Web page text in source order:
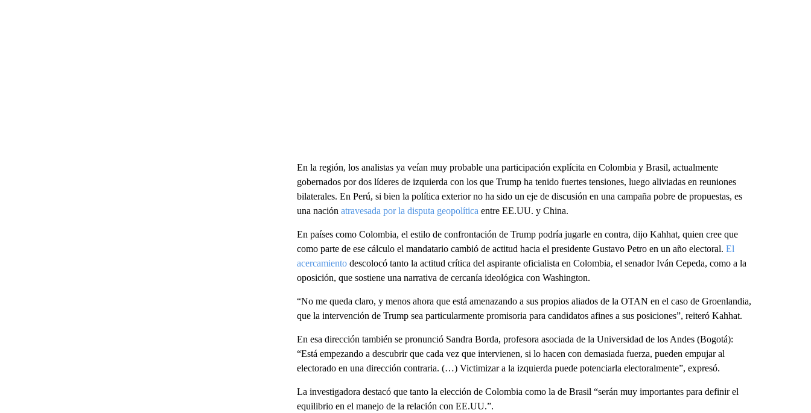
En la región, los analistas ya veían muy probable una participación explícita en Colombia y Brasil, actualmente
gobernados por dos líderes de izquierda con los que Trump ha tenido fuertes tensiones, luego aliviadas en reuniones
bilaterales. En Perú, si bien la política exterior no ha sido un eje de discusión en una campaña pobre de propuestas, es
una nación atravesada por la disputa geopolítica entre EE.UU. y China.
En países como Colombia, el estilo de confrontación de Trump podría jugarle en contra, dijo Kahhat, quien cree que
como parte de ese cálculo el mandatario cambió de actitud hacia el presidente Gustavo Petro en un año electoral. El
acercamientodescolocó tanto la actitud crítica del aspirante oficialista en Colombia, el senador Iván Cepeda, como a la
oposición, que sostiene una narrativa de cercanía ideológica con Washington.
“No me queda claro, y menos ahora que está amenazando a sus propios aliados de la OTAN en el caso de Groenlandia,
que la intervención de Trump sea particularmente promisoria para candidatos afines a sus posiciones”, reiteró Kahhat.
En esa dirección también se pronunció Sandra Borda, profesora asociada de la Universidad de los Andes (Bogotá):
“Está empezando a descubrir que cada vez que intervienen, si lo hacen con demasiada fuerza, pueden empujar al
electorado en una dirección contraria. (…) Victimizar a la izquierda puede potenciarla electoralmente”, expresó.
La investigadora destacó que tanto la elección de Colombia como la de Brasil “serán muy importantes para definir el
equilibrio en el manejo de la relación con EE.UU.”.